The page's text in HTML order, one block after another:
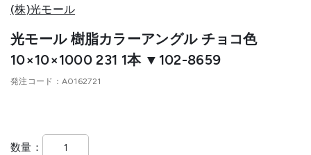
(株)光モール
光モール 樹脂カラーアングル チョコ色
10×10×1000 231 1本 ▼102-8659
発注コード A0162721
数量